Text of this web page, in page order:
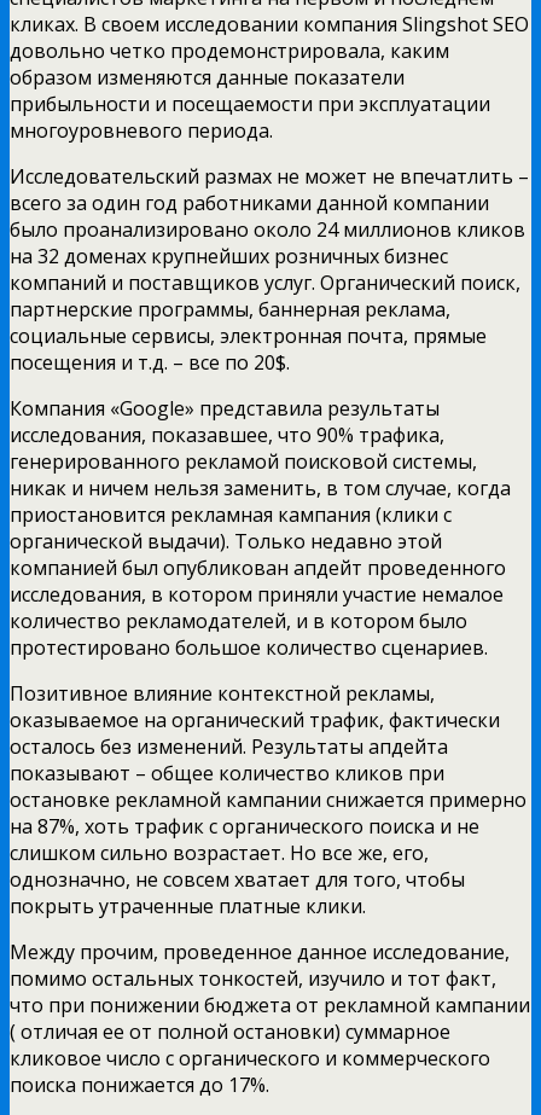
кликах. В своем исследовании компания Slingshot SEO
довольно четко продемонстрировала, каким
образом изменяются данные показатели
прибыльности и посещаемости при эксплуатации
многоуровневого периода.
Исследовательский размах не может не впечатлить –
всего за один год работниками данной компании
было проанализировано около 24 миллионов кликов
на 32 доменах крупнейших розничных бизнес
компаний и поставщиков услуг. Органический поиск,
партнерские программы, баннерная реклама,
социальные сервисы, электронная почта, прямые
посещения и т.д. – все по 20$.
Компания «Google» представила результаты
исследования, показавшее, что 90% трафика,
генерированного рекламой поисковой системы,
никак и ничем нельзя заменить, в том случае, когда
приостановится рекламная кампания (клики с
органической выдачи). Только недавно этой
компанией был опубликован апдейт проведенного
исследования, в котором приняли участие немалое
количество рекламодателей, и в котором было
протестировано большое количество сценариев.
Позитивное влияние контекстной рекламы,
оказываемое на органический трафик, фактически
осталось без изменений. Результаты апдейта
показывают – общее количество кликов при
остановке рекламной кампании снижается примерно
на 87%, хоть трафик с органического поиска и не
слишком сильно возрастает. Но все же, его,
однозначно, не совсем хватает для того, чтобы
покрыть утраченные платные клики.
Между прочим, проведенное данное исследование,
помимо остальных тонкостей, изучило и тот факт,
что при понижении бюджета от рекламной кампании
( отличая ее от полной остановки) суммарное
кликовое число с органического и коммерческого
поиска понижается до 17%.